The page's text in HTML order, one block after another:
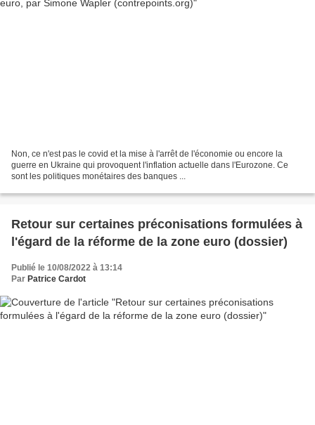
Non, ce n'est pas le covid et la mise à l'arrêt de l'économie ou encore la
guerre en Ukraine qui provoquent l'inflation actuelle dans l'Eurozone. Ce
sont les politiques monétaires des banques ...
Retour sur certaines préconisations formulées à
l'égard de la réforme de la zone euro (dossier)
Publié le 10/08/2022 à 13:14
Par Patrice Cardot